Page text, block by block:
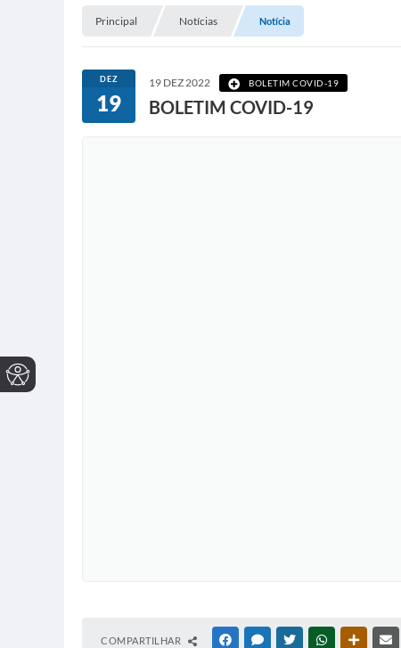
Principal Notícias Notícia
DEZ
19
19 DEZ 2022 BOLETIM COVID-19
BOLETIM COVID-19
COMPARTILHAR FACEBOOKMESSENGER
TWITTERWHATSAPP